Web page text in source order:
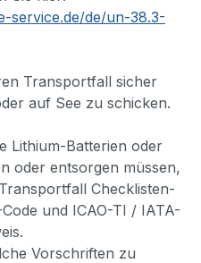
service.de/de/un-38.3-
Transportfall sicher
auf See zu schicken.
Lithium-Batterien oder
oder entsorgen müssen,
Checklisten-
und ICAO-TI / IATA-
Vorschriften zu